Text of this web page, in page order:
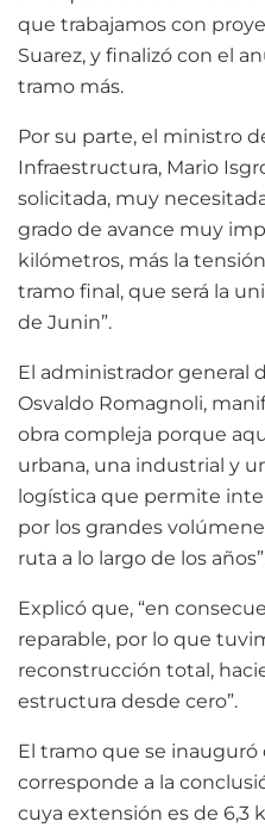
que trabajamos con
Suarez, y finalizó con el
tramo más.
Por su parte, el ministro
Infraestructura, Mario
solicitada, muy
grado de avance muy
kilómetros, más la
tramo final, que será la
de Junin”.
El administrador general
Osvaldo Romagnoli,
obra compleja porque
urbana, una industrial y
logística que permite
por los grandes
ruta a lo largo de los
Explicó que, “en
reparable, por lo que
reconstrucción total,
estructura desde cero”.
El tramo que se inauguró
corresponde a la
cuya extensión es de 6,3